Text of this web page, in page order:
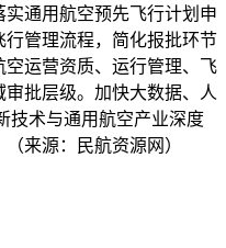
通用航空预先飞行计划申
管理流程，简化报批环节
运营资质、运行管理、飞
批层级。加快大数据、人
技术与通用航空产业深度
来源：民航资源网）